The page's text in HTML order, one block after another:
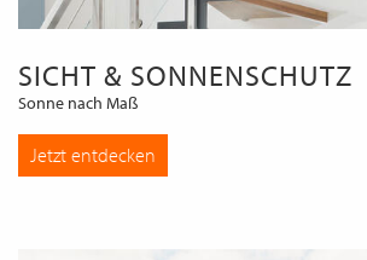
SICHT & SONNENSCHUTZ
Sonne nach Maß
Jetzt entdecken